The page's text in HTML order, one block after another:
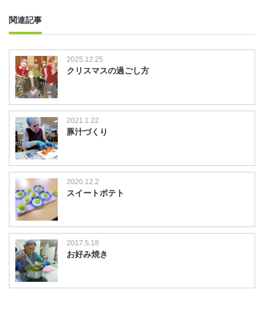
関連記事
2025.12.25
クリスマスの過ごし方
2021.1.22
豚汁づくり
2020.12.2
スイートポテト
2017.5.18
お好み焼き